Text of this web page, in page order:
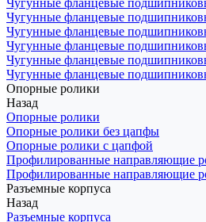
Чугунные фланцевые
Чугунные фланцевые
Чугунные фланцевые
Чугунные фланцевые
Чугунные фланцевые
Чугунные фланцевые
Опорные ролики
Назад
Опорные ролики
Опорные ролики без цапфы
Опорные ролики с цапфой
Профилированные направляющие
Профилированные направляющие
Разъемные корпуса
Назад
Разъемные корпуса